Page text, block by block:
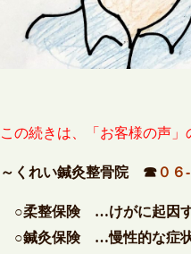
この続きは、「お客様の声」
～くれい鍼灸整骨院 ☎０６
○柔整保険 …けがに起因
○鍼灸保険 …慢性的な症状